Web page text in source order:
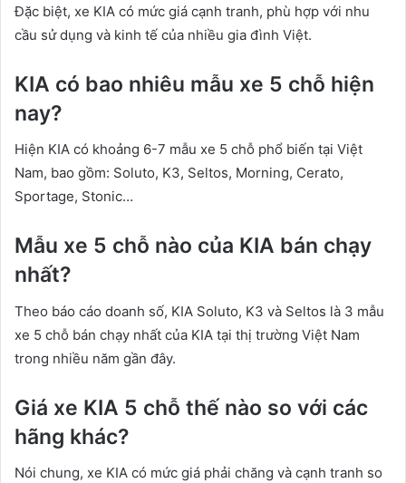
Đặc biệt, xe KIA có mức giá cạnh tranh, phù hợp với nhu
cầu sử dụng và kinh tế của nhiều gia đình Việt.
KIA có bao nhiêu mẫu xe 5 chỗ hiện
nay?
Hiện KIA có khoảng 6-7 mẫu xe 5 chỗ phổ biến tại Việt
Nam, bao gồm: Soluto, K3, Seltos, Morning, Cerato,
Sportage, Stonic…
Mẫu xe 5 chỗ nào của KIA bán chạy
nhất?
Theo báo cáo doanh số, KIA Soluto, K3 và Seltos là 3 mẫu
xe 5 chỗ bán chạy nhất của KIA tại thị trường Việt Nam
trong nhiều năm gần đây.
Giá xe KIA 5 chỗ thế nào so với các
hãng khác?
Nói chung, xe KIA có mức giá phải chăng và cạnh tranh so